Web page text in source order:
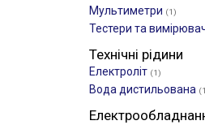
Мультиметри (1)
Тестери та
Технічні рідини
Електроліт (1)
Вода дистильована